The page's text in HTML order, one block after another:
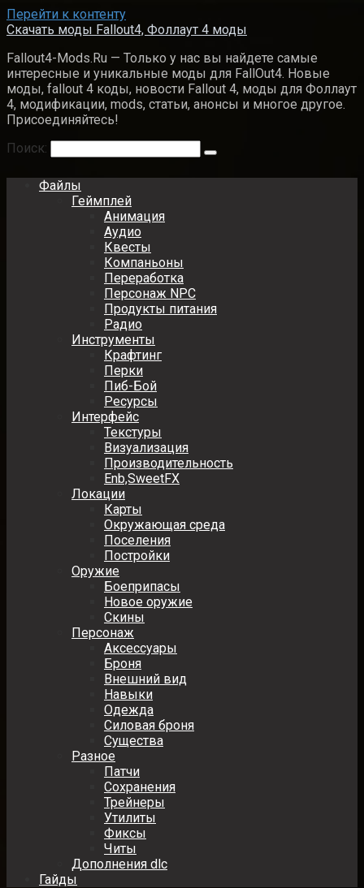
Перейти к контенту
Скачать моды Fallout4, Фоллаут 4 моды
Fallout4-Mods.Ru — Только у нас вы найдете самые
интересные и уникальные моды для FallOut4. Новые
моды, fallout 4 коды, новости Fallout 4, моды для Фоллаут
4, модификации, mods, статьи, анонсы и многое другое.
Присоединяйтесь!
Поиск:
Файлы
Геймплей
Анимация
Аудио
Квесты
Компаньоны
Переработка
Персонаж NPC
Продукты питания
Радио
Инструменты
Крафтинг
Перки
Пиб-Бой
Ресурсы
Интерфейс
Текстуры
Визуализация
Производительность
Enb,SweetFX
Локации
Карты
Окружающая среда
Поселения
Постройки
Оружие
Боеприпасы
Новое оружие
Скины
Персонаж
Аксессуары
Броня
Внешний вид
Навыки
Одежда
Силовая броня
Существа
Разное
Патчи
Сохранения
Трейнеры
Утилиты
Фиксы
Читы
Дополнения dlc
Гайды